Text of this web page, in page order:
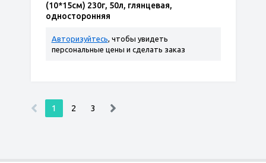
(10*15см) 230г, 50л, глянцевая,
односторонняя
Авторизуйтесь, чтобы увидеть
персональные цены и сделать заказ
1 2 3